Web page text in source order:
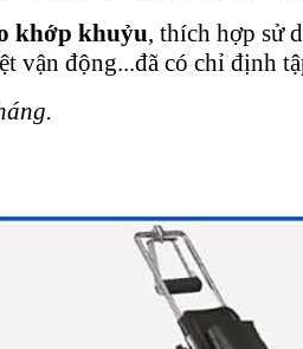
khớp khuỷu, thích hợp sử
vận động...đã có chỉ định